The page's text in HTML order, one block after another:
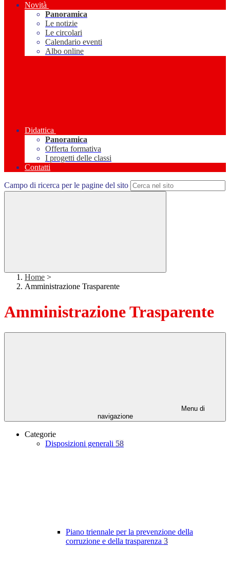
Novità
Panoramica
Le notizie
Le circolari
Calendario eventi
Albo online
Didattica
Panoramica
Offerta formativa
I progetti delle classi
Contatti
Campo di ricerca per le pagine del sito
Home >
Amministrazione Trasparente
Amministrazione Trasparente
Menu di
navigazione
Categorie
Disposizioni generali 58
Piano triennale per la prevenzione della
corruzione e della trasparenza 3